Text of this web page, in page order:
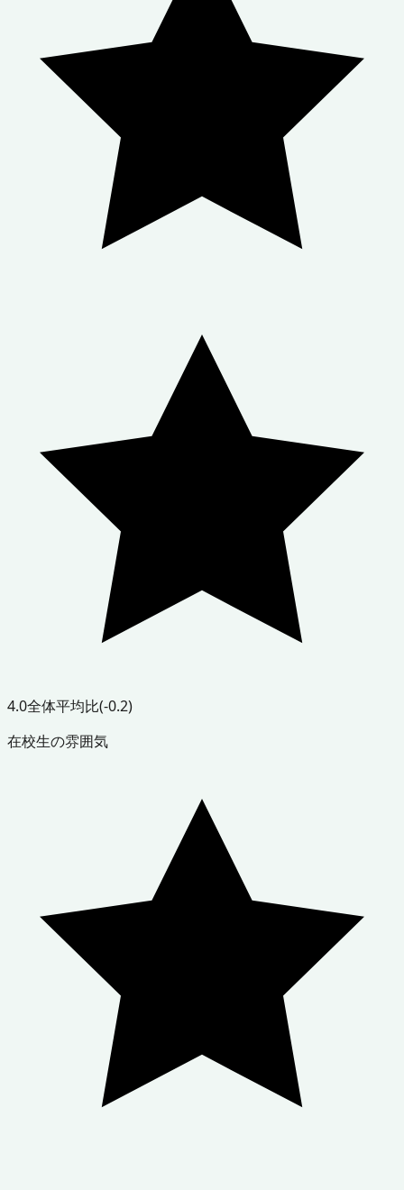
4.0全体平均比(-0.2)
在校生の雰囲気